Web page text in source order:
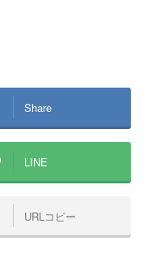
Share
LINE
URLコピー